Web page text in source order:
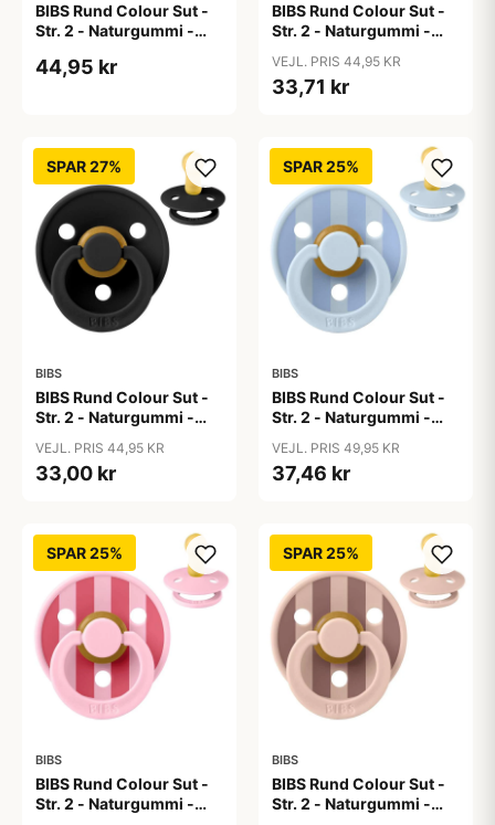
BIBS Rund Colour Sut -
Str. 2 - Naturgummi -
44,95 kr
BIBS Rund Colour Sut -
Str. 2 - Naturgummi -
VEJL. PRIS 44,95 KR
33,71 kr
SPAR 27%
BIBS
BIBS Rund Colour Sut -
Str. 2 - Naturgummi -
VEJL. PRIS 44,95 KR
33,00 kr
SPAR 25%
BIBS
BIBS Rund Colour Sut -
Str. 2 - Naturgummi -
Blue/Dusty Blue
VEJL. PRIS 49,95 KR
37,46 kr
SPAR 25%
BIBS
BIBS Rund Colour Sut -
Str. 2 - Naturgummi -
SPAR 25%
BIBS
BIBS Rund Colour Sut -
Str. 2 - Naturgummi -